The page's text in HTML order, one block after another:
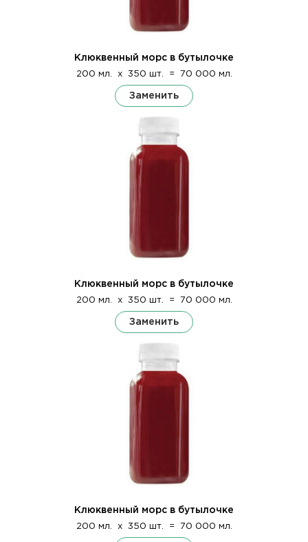
Клюквенный морс в бутылочке
200 мл. x 350 шт. = 70 000 мл.
Заменить
Клюквенный морс в бутылочке
200 мл. x 350 шт. = 70 000 мл.
Заменить
Клюквенный морс в бутылочке
200 мл. x 350 шт. = 70 000 мл.